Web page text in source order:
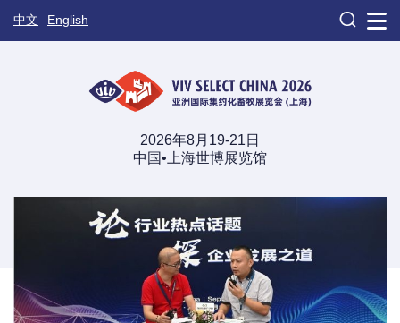
中文 English 
2026年8月19-21日
中国•上海世博展览馆